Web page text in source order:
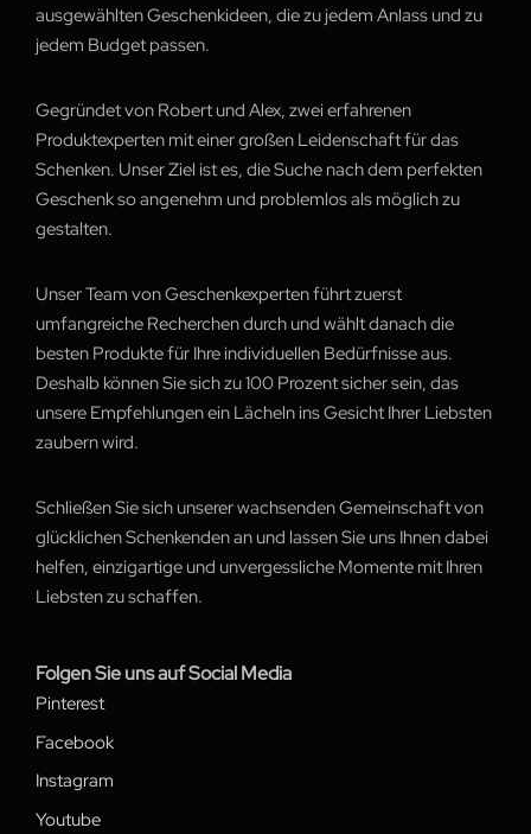
ausgewählten Geschenkideen, die zu jedem Anlass und zu
jedem Budget passen.
Gegründet von Robert und Alex, zwei erfahrenen
Produktexperten mit einer großen Leidenschaft für das
Schenken. Unser Ziel ist es, die Suche nach dem perfekten
Geschenk so angenehm und problemlos als möglich zu
gestalten.
Unser Team von Geschenkexperten führt zuerst
umfangreiche Recherchen durch und wählt danach die
besten Produkte für Ihre individuellen Bedürfnisse aus.
Deshalb können Sie sich zu 100 Prozent sicher sein, das
unsere Empfehlungen ein Lächeln ins Gesicht Ihrer Liebsten
zaubern wird.
Schließen Sie sich unserer wachsenden Gemeinschaft von
glücklichen Schenkenden an und lassen Sie uns Ihnen dabei
helfen, einzigartige und unvergessliche Momente mit Ihren
Liebsten zu schaffen.
Folgen Sie uns auf Social Media
Pinterest
Facebook
Instagram
Youtube